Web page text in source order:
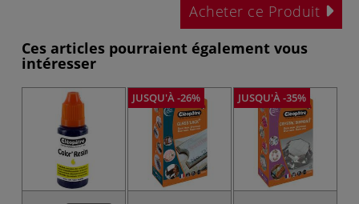
Acheter ce Produit
Ces articles pourraient également vous
intéresser
JUSQU'À -26% JUSQU'À -35%